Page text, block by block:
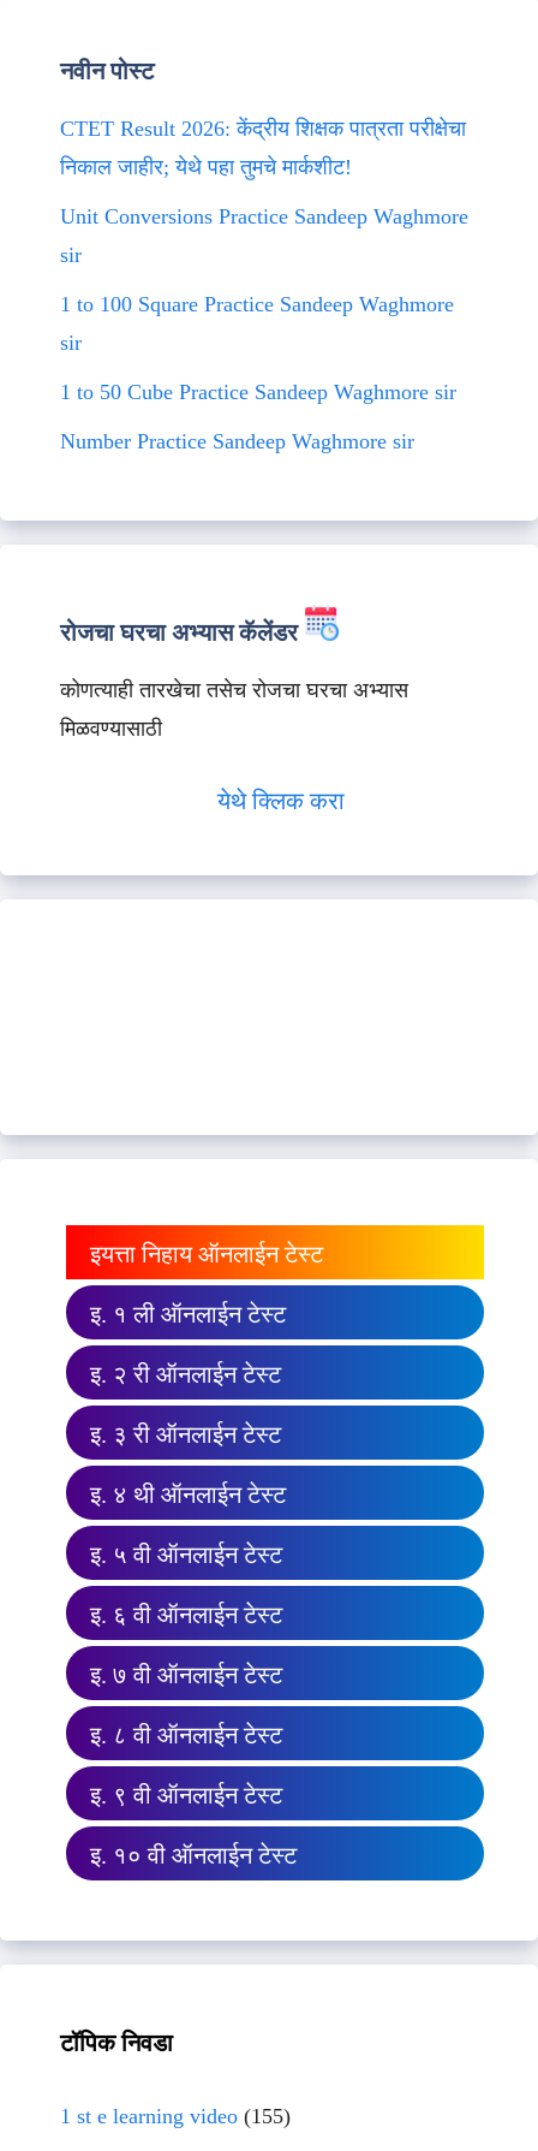
नवीन पोस्ट
CTET Result 2026: केंद्रीय शिक्षक पात्रता परीक्षेचा
निकाल जाहीर; येथे पहा तुमचे मार्कशीट!
Unit Conversions Practice Sandeep Waghmore
sir
1 to 100 Square Practice Sandeep Waghmore
sir
1 to 50 Cube Practice Sandeep Waghmore sir
Number Practice Sandeep Waghmore sir
रोजचा घरचा अभ्यास कॅलेंडर
कोणत्याही तारखेचा तसेच रोजचा घरचा अभ्यास
मिळवण्यासाठी
येथे क्लिक करा
इयत्ता निहाय ऑनलाईन टेस्ट
इ. १ ली ऑनलाईन टेस्ट
इ. २ री ऑनलाईन टेस्ट
इ. ३ री ऑनलाईन टेस्ट
इ. ४ थी ऑनलाईन टेस्ट
इ. ५ वी ऑनलाईन टेस्ट
इ. ६ वी ऑनलाईन टेस्ट
इ. ७ वी ऑनलाईन टेस्ट
इ. ८ वी ऑनलाईन टेस्ट
इ. ९ वी ऑनलाईन टेस्ट
इ. १० वी ऑनलाईन टेस्ट
टॉपिक निवडा
1 st e learning video (155)